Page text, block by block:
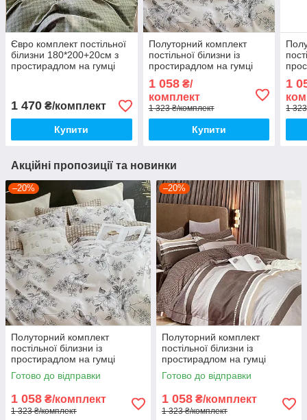
Євро комплект постільної
білизни 180*200+20см з
простирадлом на гумці
1 470 ₴/комплект
Купити
Полуторний комплект
постільної білизни із
простирадлом на гумці
150*220см. Постільна
білизна з фланелі
1 058₴/
комплект
1 323 ₴/комплект
Купити
1
1
Акційні пропозиції та новинки
–20%
Полуторний комплект
постільної білизни із
простирадлом на гумці
150*220см. Постільна білизна
з фланелі
Готово до відправки
1 058 ₴/комплект
1 323 ₴/комплект
–20%
Полуторний комплект
постільної білизни із
простирадлом на гумці
150*220см. Постільна білизна
з фланелі
Готово до відправки
1 058 ₴/комплект
1 323 ₴/комплект